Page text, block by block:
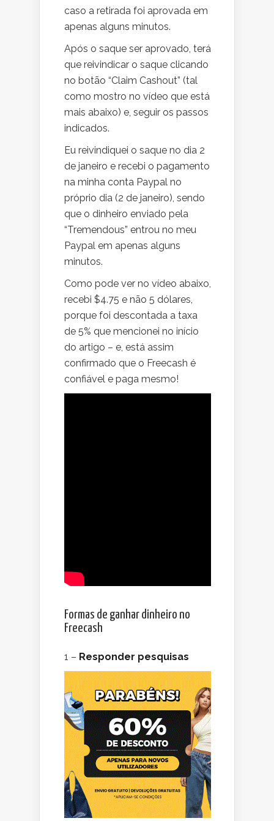
caso a retirada foi aprovada em
apenas alguns minutos.
Após o saque ser aprovado, terá
que reivindicar o saque clicando
no botão “Claim Cashout” (tal
como mostro no vídeo que está
mais abaixo) e, seguir os passos
indicados.
Eu reivindiquei o saque no dia 2
de janeiro e recebi o pagamento
na minha conta Paypal no
próprio dia (2 de janeiro), sendo
que o dinheiro enviado pela
“Tremendous” entrou no meu
Paypal em apenas alguns
minutos.
Como pode ver no vídeo abaixo,
recebi $4.75 e não 5 dólares,
porque foi descontada a taxa
de 5% que mencionei no início
do artigo – e, está assim
confirmado que o Freecash é
confiável e paga mesmo!
Formas de ganhar dinheiro no
Freecash
1 – Responder pesquisas